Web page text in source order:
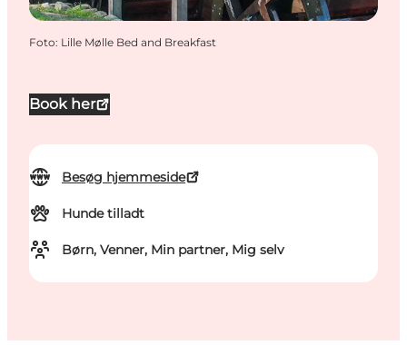
Book her
Besøg hjemmeside
Hunde tilladt
Børn, Venner, Min partner, Mig selv
Foto: Lille Mølle Bed and Breakfast